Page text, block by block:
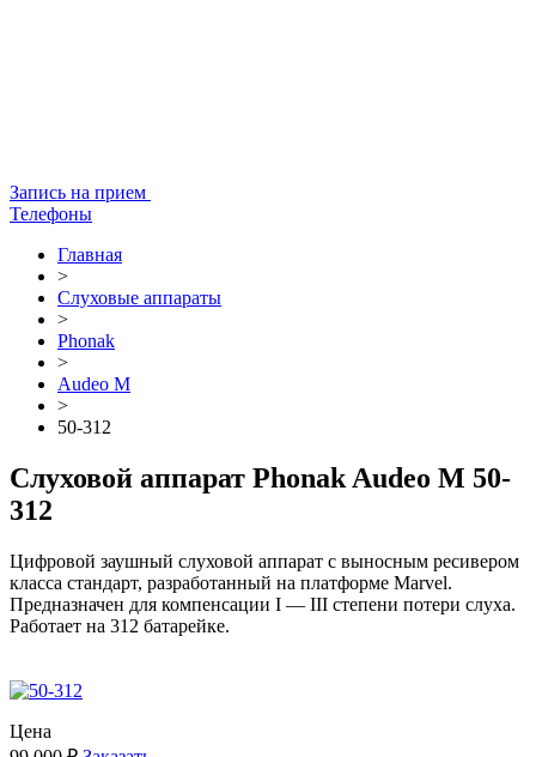
Запись на прием
Телефоны
Главная
>
Cлуховые аппараты
>
Phonak
>
Audeo М
>
50-312
Слуховой аппарат Phonak Audeo М 50-
312
Цифровой заушный слуховой аппарат с выносным ресивером
класса стандарт, разработанный на платформе Marvel.
Предназначен для компенсации I — III степени потери слуха.
Работает на 312 батарейке.
Цена